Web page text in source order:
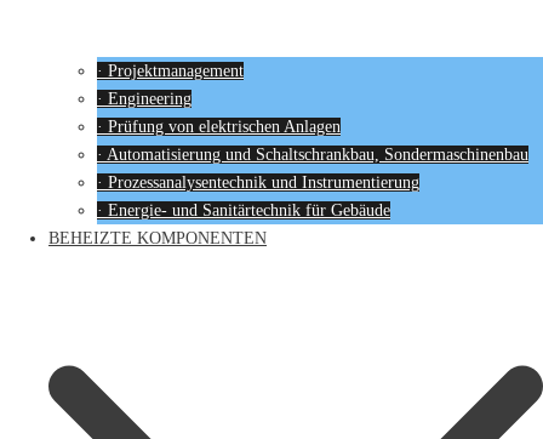
· Projektmanagement
· Engineering
· Prüfung von elektrischen Anlagen
· Automatisierung und Schaltschrankbau, Sondermaschinenbau
· Prozessanalysentechnik und Instrumentierung
· Energie- und Sanitärtechnik für Gebäude
BEHEIZTE KOMPONENTEN